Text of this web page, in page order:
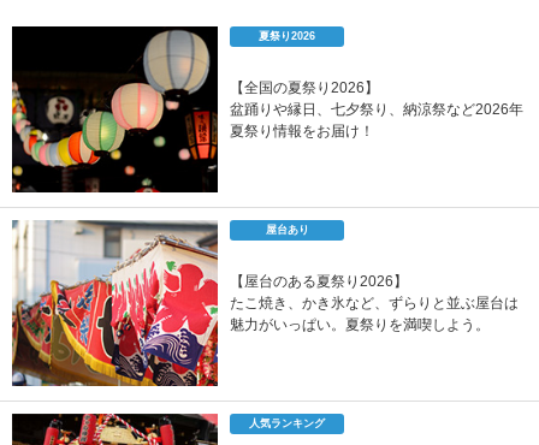
夏祭り2026
【全国の夏祭り2026】
盆踊りや縁日、七夕祭り、納涼祭など2026年
夏祭り情報をお届け！
屋台あり
【屋台のある夏祭り2026】
たこ焼き、かき氷など、ずらりと並ぶ屋台は
魅力がいっぱい。夏祭りを満喫しよう。
人気ランキング